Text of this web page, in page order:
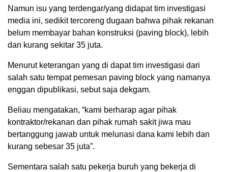
Namun isu yang terdengar/yang didapat tim investigasi
media ini, sedikit tercoreng dugaan bahwa pihak rekanan
belum membayar bahan konstruksi (paving block), lebih
dan kurang sekitar 35 juta.
Menurut keterangan yang di dapat tim investigasi dari
salah satu tempat pemesan paving block yang namanya
enggan dipublikasi, sebut saja dekgam.
Beliau mengatakan, “kami berharap agar pihak
kontraktor/rekanan dan pihak rumah sakit jiwa mau
bertanggung jawab untuk melunasi dana kami lebih dan
kurang sebesar 35 juta”.
Sementara salah satu pekerja buruh yang bekerja di